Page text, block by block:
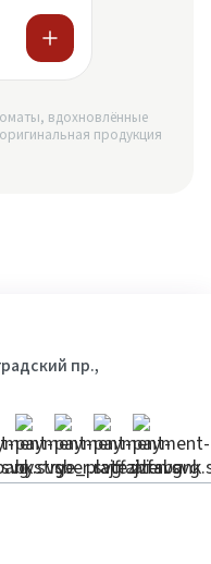
вдохновлённые
продукция
пр.,